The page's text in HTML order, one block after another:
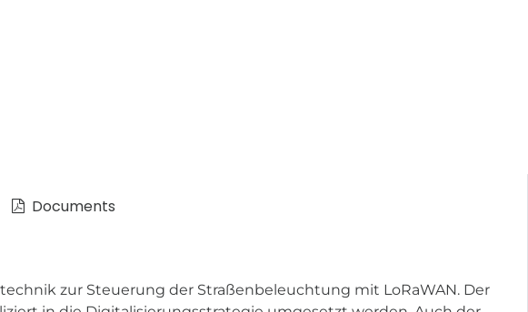
Documents
zur Steuerung der Straßenbeleuchtung mit LoRaWAN. Der